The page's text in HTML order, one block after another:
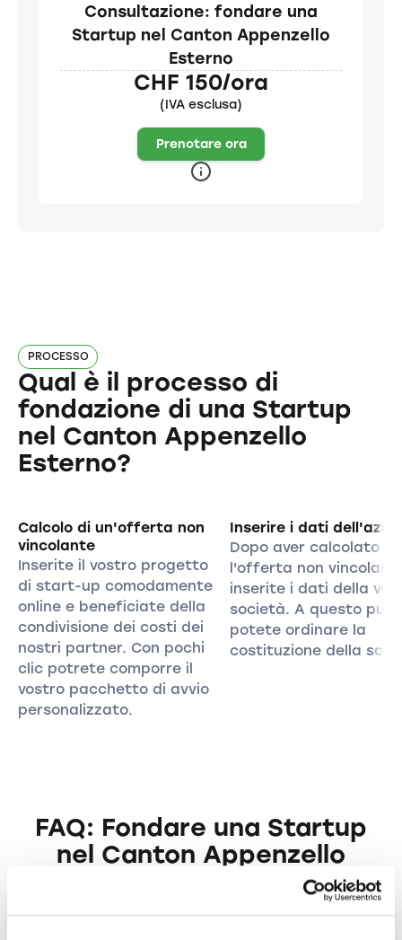
Consultazione: fondare una
Startup nel Canton Appenzello
Esterno
CHF 150/ora
(IVA esclusa)
Prenotare ora
PROCESSO
Qual è il processo di
fondazione di una Startup
nel Canton Appenzello
Esterno?
Calcolo di un'offerta non
vincolante
Inserite il vostro progetto
di start-up comodamente
online e beneficiate della
condivisione dei costi dei
nostri partner. Con pochi
clic potrete comporre il
vostro pacchetto di avvio
personalizzato.
Inserire i dati
Dopo aver calcolato
l'offerta non
inserite i dati della
società. A questo
potete ordinare la
costituzione della
FAQ: Fondare una Startup
nel Canton Appenzello
Domande frequenti sulla fondazione di una